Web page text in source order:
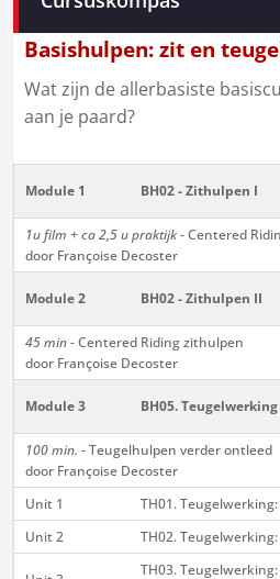
navigatie
Basishulpen: zit en
Wat zijn de allerbasiste
aan je paard?
Module 1 BH02 - Zithulpen I
1u film + ca 2,5 u praktijk- Centered
door Françoise Decoster
Module 2 BH02 - Zithulpen II
45 min -Centered Riding zithulpen
door Françoise Decoster
Module 3 BH05. Teugelwerking
100 min. - Teugelhulpen verder ontleed
door Françoise Decoster
Unit 1
TH01.
Unit 2
TH02.
TH03.